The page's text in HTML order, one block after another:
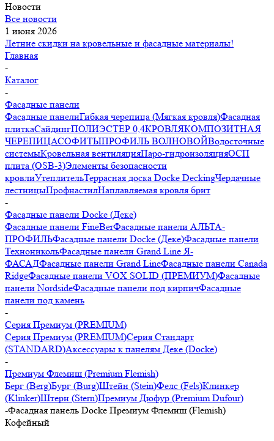
Новости
Все новости
1 июня 2026
Летние скидки на кровельные и фасадные материалы!
Главная
-
Каталог
-
Фасадные панели
Фасадные панелиГибкая черепица (Мягкая кровля)Фасадная
плиткаСайдингПОЛИЭСТЕР 0,4КРОВЛЯКОМПОЗИТНАЯ
ЧЕРЕПИЦАСОФИТЫПРОФИЛЬ ВОЛНОВОЙВодосточные
системыКровельная вентиляцияПаро-гидроизоляцияОСП
плита (OSB-3)Элементы безопасности
кровлиУтеплительТеррасная доска Docke DeckingЧердачные
лестницыПрофнастилНаплавляемая кровля брит
-
Фасадные панели Docke (Деке)
Фасадные панели FineBerФасадные панели АЛЬТА-
ПРОФИЛЬФасадные панели Docke (Деке)Фасадные панели
ТехноникольФасадные панели Grand Line Я-
ФАСАДФасадные панели Grand LineФасадные панели Canada
RidgeФасадные панели VOX SOLID (ПРЕМИУМ)Фасадные
панели NordsideФасадные панели под кирпичФасадные
панели под камень
-
Серия Премиум (PREMIUM)
Серия Премиум (PREMIUM)Серия Стандарт
(STANDARD)Аксессуары к панелям Деке (Docke)
-
Премиум Флемиш (Premium Flemish)
Берг (Berg)Бург (Burg)Штейн (Stein)Фелс (Fels)Клинкер
(Klinker)Штерн (Stern)Премиум Дюфур (Premium Dufour)
-Фасадная панель Docke Премиум Флемиш (Flemish)
Кофейный